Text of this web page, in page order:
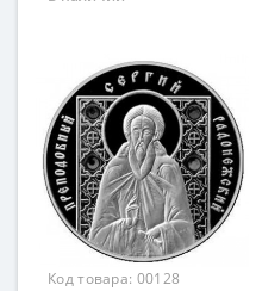
Код товара: 00128